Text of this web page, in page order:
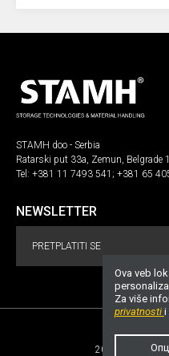
STAMH doo - Serbia
Ratarski put 33a, Zemun, Belgrade
Tel: +381 11 7493 541 ; +381 65
NEWSLETTER
PRETPLATITI SE
2026
Ova veb
Za više
privatnosti i